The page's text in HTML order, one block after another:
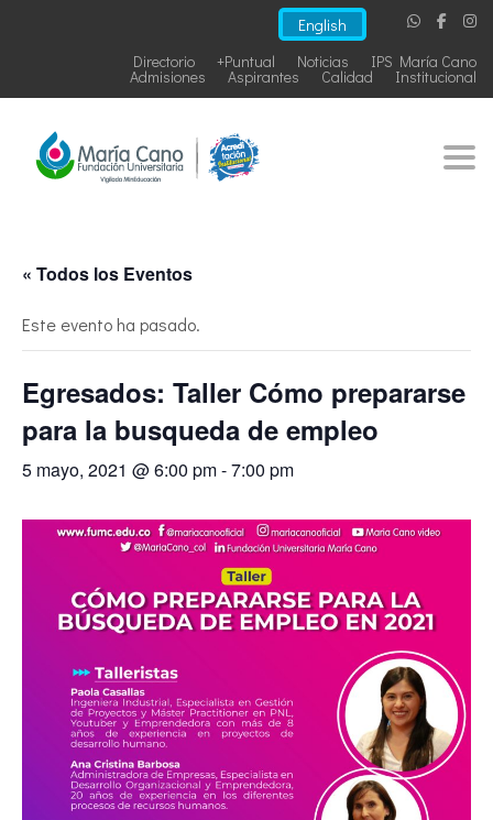
English
IPS María Cano
Noticias
+Puntual
Directorio
Institucional
Calidad
Aspirantes
Admisiones
« Todos los Eventos
Este evento ha pasado.
Egresados: Taller Cómo prepararse
para la busqueda de empleo
5 mayo, 2021 @ 6:00 pm-7:00 pm